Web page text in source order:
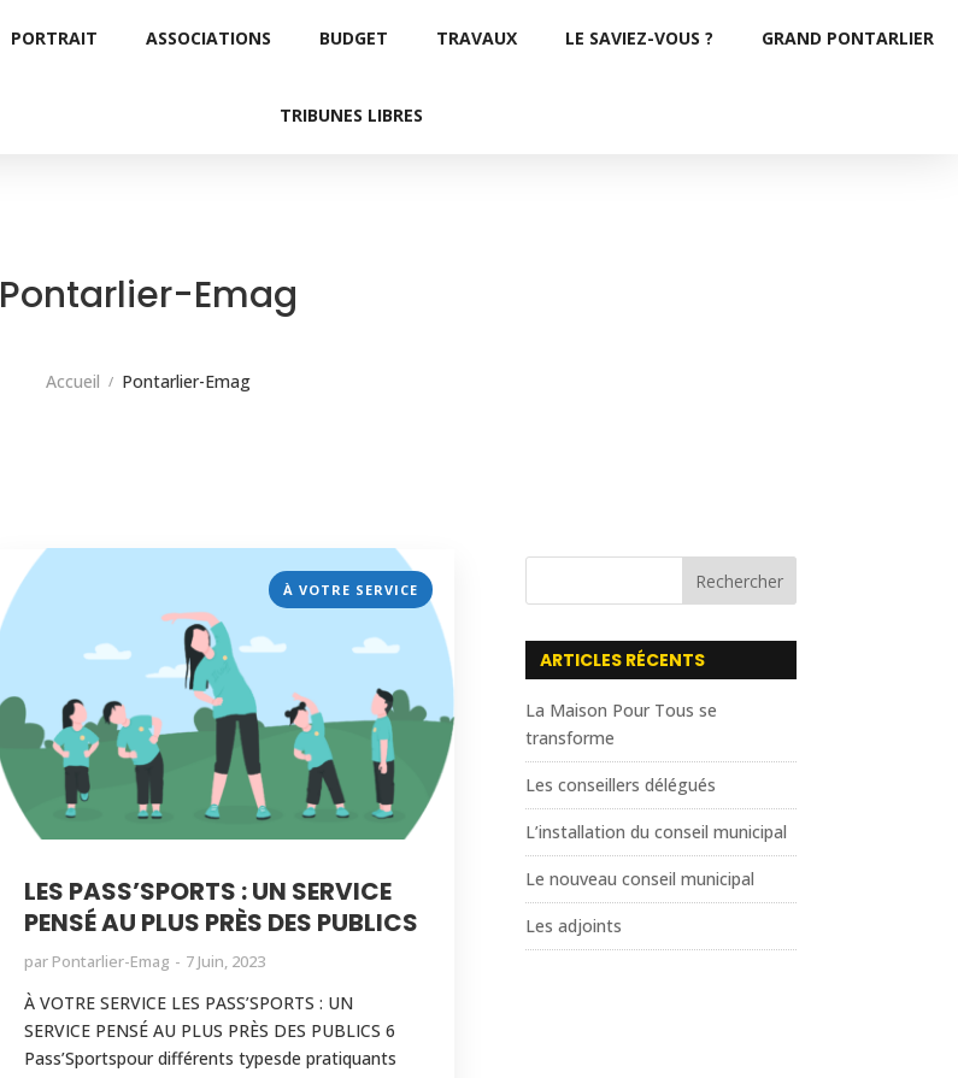
PORTRAIT ASSOCIATIONS BUDGET TRAVAUX LE SAVIEZ-VOUS ? GRAND PONTARLIER
TRIBUNES LIBRES
Pontarlier-Emag
Accueil Pontarlier-Emag
À VOTRE SERVICE
LES PASS’SPORTS : UN SERVICE
PENSÉ AU PLUS PRÈS DES PUBLICS
par Pontarlier-Emag 7 Juin, 2023
À VOTRE SERVICE LES PASS’SPORTS : UN
SERVICE PENSÉ AU PLUS PRÈS DES PUBLICS 6
Pass’Sportspour différents typesde pratiquants
Rechercher
ARTICLES RÉCENTS
La Maison Pour Tous se
transforme
Les conseillers délégués
L’installation du conseil municipal
Le nouveau conseil municipal
Les adjoints